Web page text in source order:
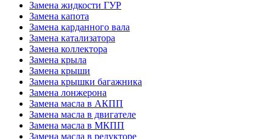
Замена жидкости ГУР
Замена капота
Замена карданного вала
Замена катализатора
Замена коллектора
Замена крыла
Замена крыши
Замена крышки багажника
Замена лонжерона
Замена масла в АКПП
Замена масла в двигателе
Замена масла в МКПП
Замена масла в редукторе